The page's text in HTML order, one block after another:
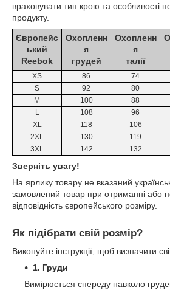
враховувати тип крою та особливості
продукту.
Європейс
ький
Reebok
Охопленн
я
грудей
Охопленн
я
талії
XS 86 74
S
92 80
M
100 88
L
108 96
XL
118 106
2XL
130 119
3XL
142 132
Зверніть увагу!
На ярлику товару не вказаний
замовлений товар при отриманні або
відповідність європейського розміру.
Як підібрати свій розмір?
Виконуйте інструкції, щоб визначити
1. Груди
Вимірюється спереду навколо